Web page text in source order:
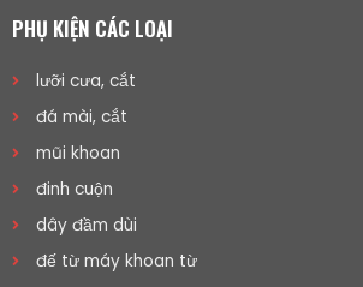
PHỤ KIỆN CÁC LOẠI
lưỡi cưa, cắt
đá mài, cắt
mũi khoan
đinh cuộn
dây đầm dùi
đế từ máy khoan từ